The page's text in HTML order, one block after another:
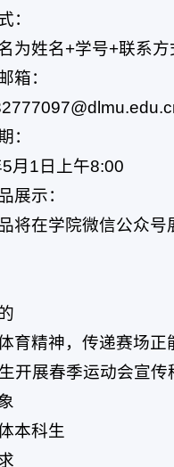
：
为姓名+学号+联系方
箱：
：
月1日上午8:00
展示：
将在学院微信公众号
育精神，传递赛场
开展春季运动会宣传
本科生